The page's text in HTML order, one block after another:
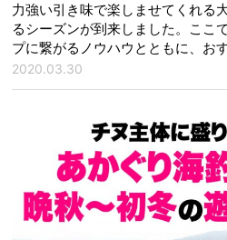
力強い引き味で楽しませてくれる
るシーズンが到来しました。ここ
プに繋がるノウハウとともに、お
2020.03.30